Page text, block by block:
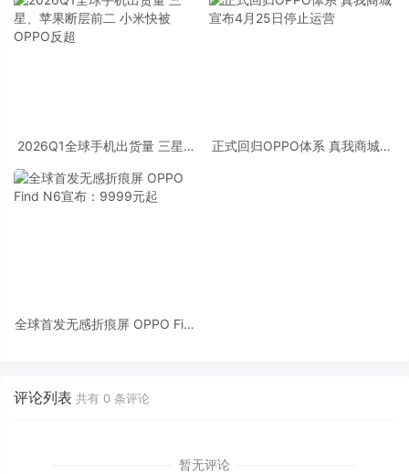
2026Q1全球手机出货量 三星、
超
正式回归OPPO体系 真我商城宣
全球首发无感折痕屏 OPPO Find
评论列表 共有 0 条评论
暂无评论